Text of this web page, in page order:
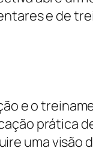
e de
e o
prática
uma